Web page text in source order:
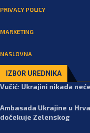
PRIVACY POLICY
MARKETING
NASLOVNA
IZBOR UREDNIKA
Vučić: Ukrajini nikada
Ambasada Ukrajine u
dočekuje Zelenskog